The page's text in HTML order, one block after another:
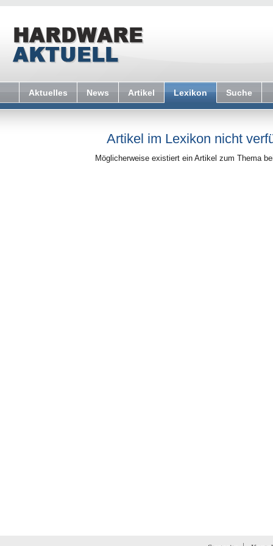
Aktuelles News Artikel Lexikon Suche
Artikel im Lexikon nicht
Möglicherweise existiert ein Artikel zum Thema